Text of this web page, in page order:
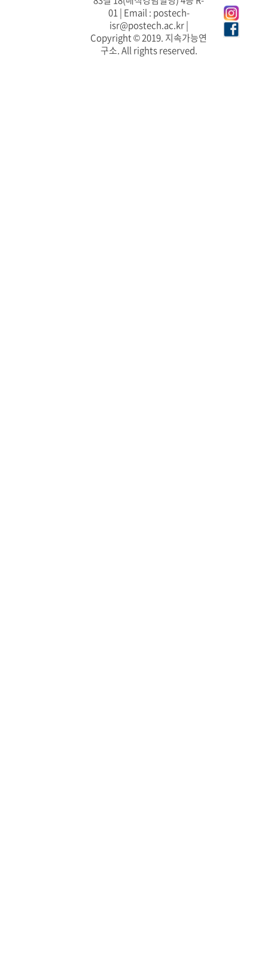
01 | Email : postech-
isr@postech.ac.kr |
Copyright © 2019. 지속가능연
구소. All rights reserved.